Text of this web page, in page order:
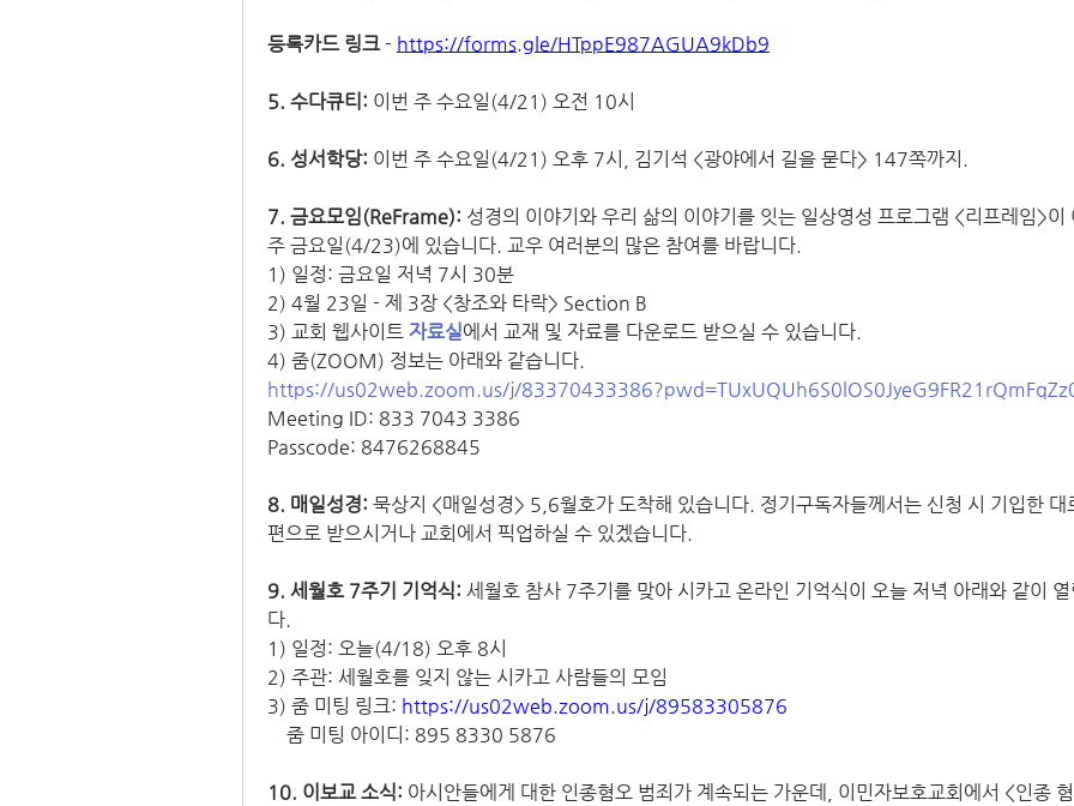
등록카드 링크 - https://forms.gle/HTppE987AGUA9kDb9
5. 수다큐티: 이번 주 수요일(4/21) 오전 10시
6. 성서학당: 이번 주 수요일(4/21) 오후 7시, 김기석 <광야에서 길을 묻다> 147쪽까지.
7. 금요모임(ReFrame): 성경의 이야기와 우리 삶의 이야기를 잇는 일상영성 프로그램 <리프레임>이
주 금요일(4/23)에 있습니다. 교우 여러분의 많은 참여를 바랍니다.
1) 일정: 금요일 저녁 7시 30분
2) 4월 23일 - 제 3장 <창조와 타락> Section B
3) 교회 웹사이트 자료실에서 교재 및 자료를 다운로드 받으실 수 있습니다.
4) 줌(ZOOM) 정보는 아래와 같습니다.
https://us02web.zoom.us/j/
Meeting ID: 833 7043 3386
Passcode: 8476268845
8. 매일성경: 묵상지 <매일성경> 5,6월호가 도착해 있습니다. 정기구독자들께서는 신청 시 기입한 대
편으로 받으시거나 교회에서 픽업하실 수 있겠습니다.
9. 세월호 7주기 기억식: 세월호 참사 7주기를 맞아 시카고 온라인 기억식이 오늘 저녁 아래와 같이 열
다.
1) 일정: 오늘(4/18) 오후 8시
2) 주관: 세월호를 잊지 않는 시카고 사람들의 모임
3) 줌 미팅 링크: https://us02web.zoom.us/j/89583305876
    줌 미팅 아이디: 895 8330 5876
10. 이보교 소식: 아시안들에게 대한 인종혐오 범죄가 계속되는 가운데, 이민자보호교회에서 <인종